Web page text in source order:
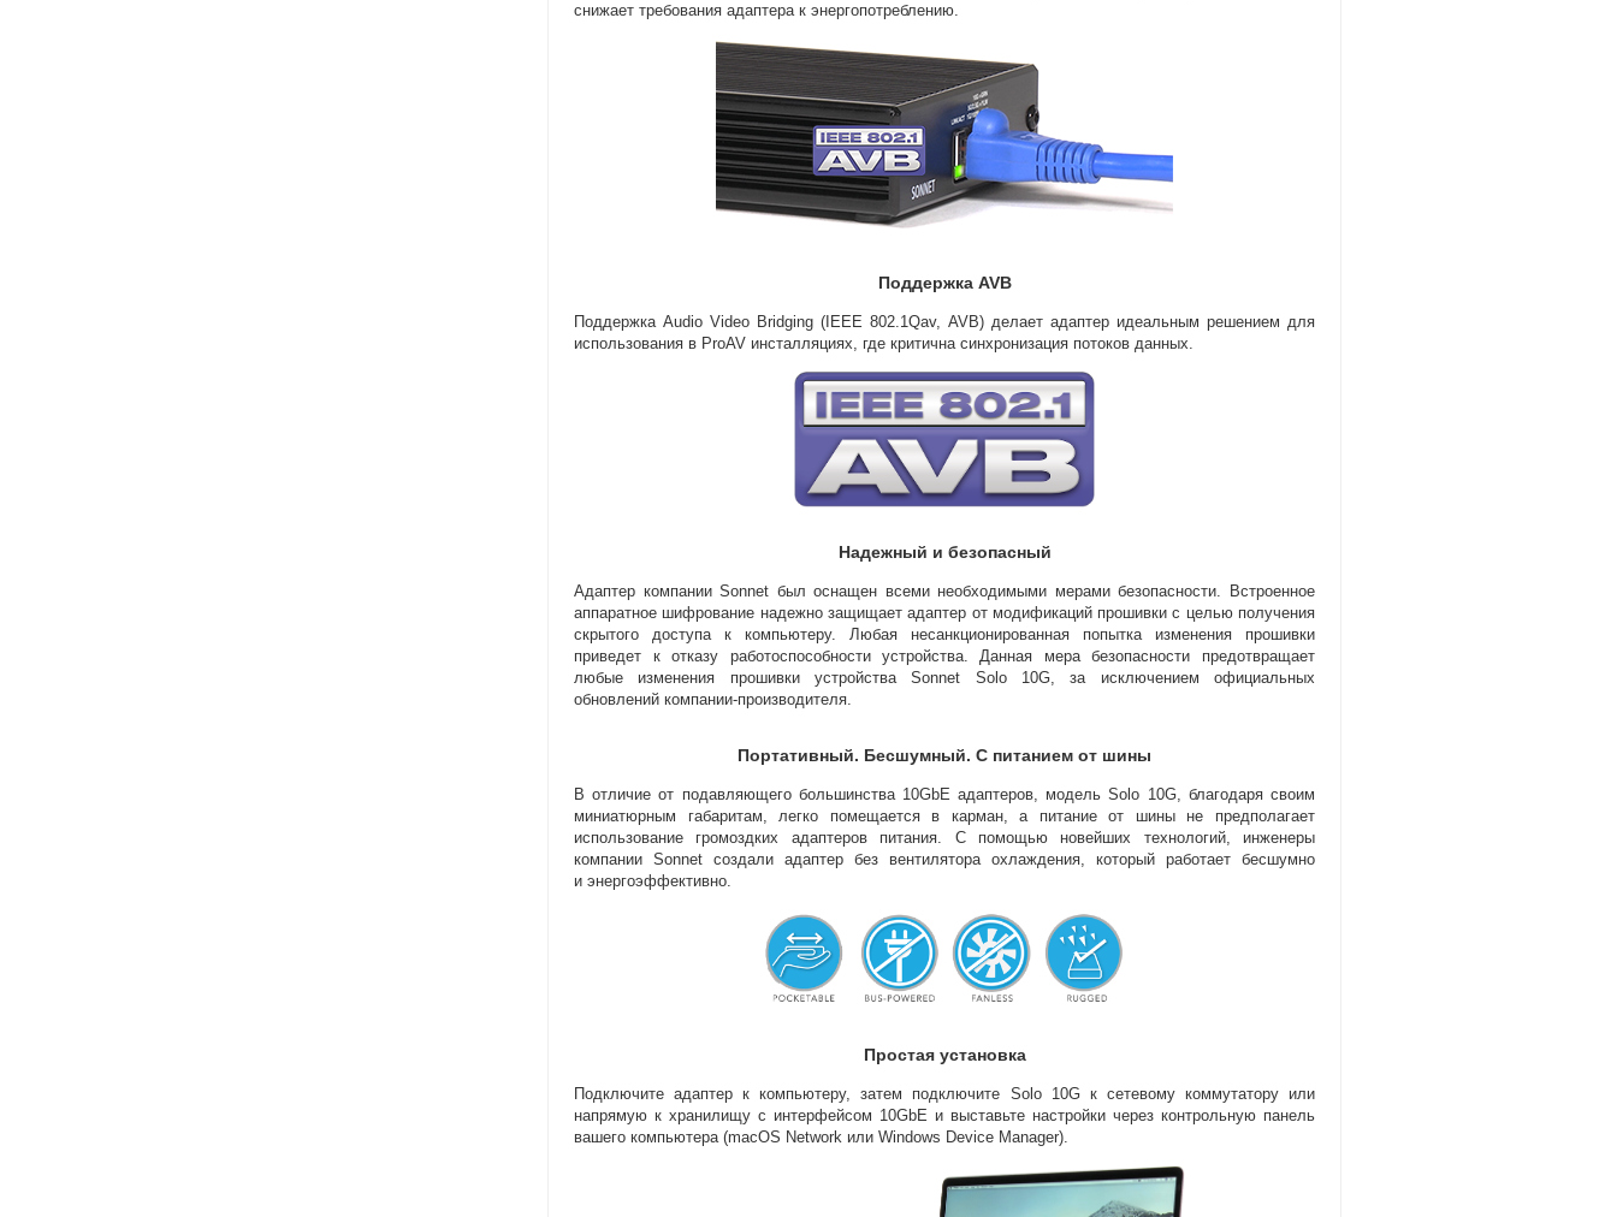
снижает требования адаптера к энергопотреблению.
Поддержка AVB
Поддержка Audio Video Bridging ( IEEE 802.1Qav, AVB) делает адаптер идеальным решением для
использования в ProAV инсталляциях, где критична синхронизация потоков данных.
Надежный и безопасный
Адаптер компании Sonnet был оснащен всеми необходимыми мерами безопасности. Встроенное
аппаратное шифрование надежно защищает адаптер от модификаций прошивки с целью получения
скрытого доступа к компьютеру. Любая несанкционированная попытка изменения прошивки
приведет к отказу работоспособности устройства. Данная мера безопасности предотвращает
любые изменения прошивки устройства Sonnet Solo 10G,
за исключением официальных
обновленийкомпании-производителя.
Портативный. Бесшумный. С питанием от шины
В отличие от подавляющего большинства 10GbE адаптеров, модель Solo 10G, благодаря своим
миниатюрным габаритам, легко помещается в карман,
а питание от шины не предполагает
использование громоздких адаптеров питания. С помощью новейших технологий,
инженеры
компании Sonnet создали адаптер без вентилятора охлаждения,
который работает бесшумно
и энергоэффективно.
Простая установка
Подключите адаптер к компьютеру,
затем подключите Solo 10G к сетевому коммутатору или
напрямую к хранилищу с интерфейсом 10GbE и выставьте настройки через контрольную панель
вашего компьютера (macOS Network или Windows Device Manager).